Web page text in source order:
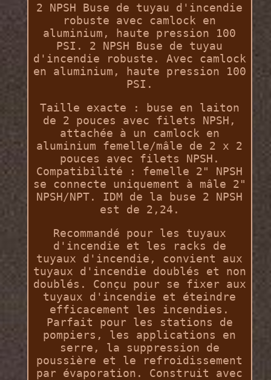
2 NPSH Buse de tuyau d'incendie
robuste avec camlock en
aluminium, haute pression 100
PSI. 2 NPSH Buse de tuyau
d'incendie robuste. Avec camlock
en aluminium, haute pression 100
PSI.
Taille exacte : buse en laiton
de 2 pouces avec filets NPSH,
attachée à un camlock en
aluminium femelle/mâle de 2 x 2
pouces avec filets NPSH.
Compatibilité : femelle 2" NPSH
se connecte uniquement à mâle 2"
NPSH/NPT. IDM de la buse 2 NPSH
est de 2,24.
Recommandé pour les tuyaux
d'incendie et les racks de
tuyaux d'incendie, convient aux
tuyaux d'incendie doublés et non
doublés. Conçu pour se fixer aux
tuyaux d'incendie et éteindre
efficacement les incendies.
Parfait pour les stations de
pompiers, les applications en
serre, la suppression de
poussière et le refroidissement
par évaporation. Construit avec